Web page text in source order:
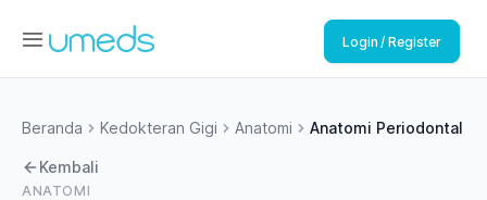
Login / Register
Beranda Kedokteran Gigi Anatomi Anatomi Periodontal
ANATOMI
Kembali